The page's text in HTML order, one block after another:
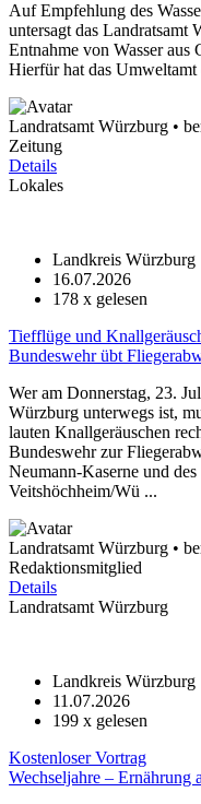
Auf Empfehlung des
untersagt das Landratsamt
Entnahme von Wasser aus
Hierfür hat das
Landratsamt Würzburg •
Zeitung
Details
Lokales
Landkreis Würzburg
16.07.2026
178 x gelesen
Tiefflüge und
Bundeswehr übt
Wer am Donnerstag, 23.
Würzburg unterwegs ist,
lauten Knallgeräuschen
Bundeswehr zur
Neumann-Kaserne und
Veitshöchheim/Wü ...
Landratsamt Würzburg •
Redaktionsmitglied
Details
Landratsamt Würzburg
Landkreis Würzburg
11.07.2026
199 x gelesen
Kostenloser Vortrag
Wechseljahre – Ernährung